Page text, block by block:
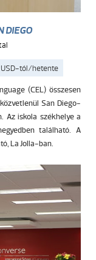
DIEGO
USD-tól/hetente
(CEL) összesen
San Diego-
Az iskola székhelye a
található. A
La Jolla-ban.